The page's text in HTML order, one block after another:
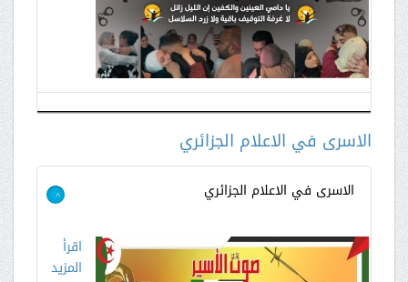
الاسرى في الاعلام الجزائري
الاسرى في الاعلام الجزائري >
اقرأ
المزيد